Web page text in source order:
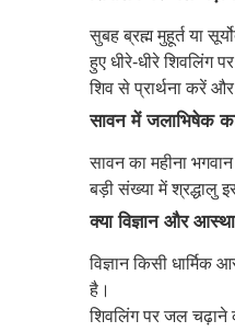
सुबह ब्रह्म मुहूर्त या
हुए धीरे-धीरे शिवलिंग
शिव से प्रार्थना करें
सावन में जलाभिषेक
सावन का महीना
बड़ी संख्या में श्रद्धालु
क्या विज्ञान और
विज्ञान किसी
है।
शिवलिंग पर जल चढ़ाने